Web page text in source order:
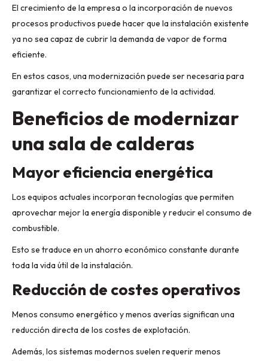
El crecimiento de la empresa o la incorporación de nuevos
procesos productivos puede hacer que la instalación existente
ya no sea capaz de cubrir la demanda de vapor de forma
eficiente.
En estos casos, una modernización puede ser necesaria para
garantizar el correcto funcionamiento de la actividad.
Beneficios de modernizar
una sala de calderas
Mayor eficiencia energética
Los equipos actuales incorporan tecnologías que permiten
aprovechar mejor la energía disponible y reducir el consumo de
combustible.
Esto se traduce en un ahorro económico constante durante
toda la vida útil de la instalación.
Reducción de costes operativos
Menos consumo energético y menos averías significan una
reducción directa de los costes de explotación.
Además, los sistemas modernos suelen requerir menos